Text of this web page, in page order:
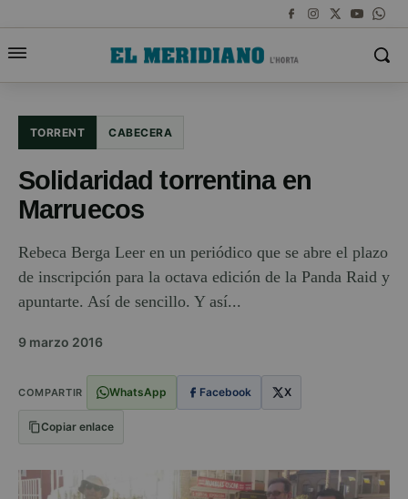
TORRENT CABECERA
Solidaridad torrentina en
Marruecos
Rebeca Berga Leer en un periódico que se abre el plazo
de inscripción para la octava edición de la Panda Raid y
apuntarte. Así de sencillo. Y así...
9 marzo 2016
COMPARTIR WhatsApp Facebook X
Copiar enlace